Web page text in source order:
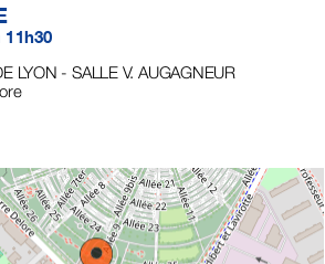
11h30
LYON - SALLE V. AUGAGNEUR